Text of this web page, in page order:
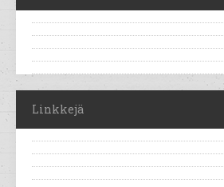
Linkkejä